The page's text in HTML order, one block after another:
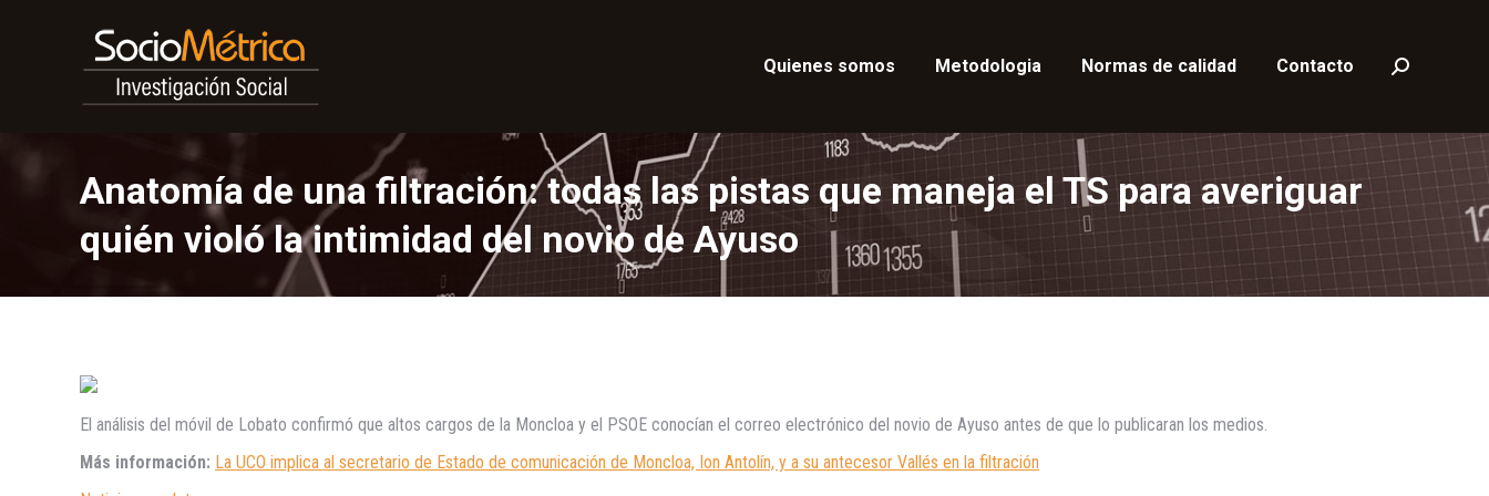
Quienes somos Metodologia Normas de calidad Contacto Buscar:
Anatomía de una filtración: todas las pistas que maneja el TS para averiguar
quién violó la intimidad del novio de Ayuso
El análisis del móvil de Lobato confirmó que altos cargos de la Moncloa y el PSOE conocían el correo electrónico del novio de Ayuso antes de que lo publicaran los medios.
Más información: La UCO implica al secretario de Estado de comunicación de Moncloa, Ion Antolín, y a su antecesor Vallés en la filtración